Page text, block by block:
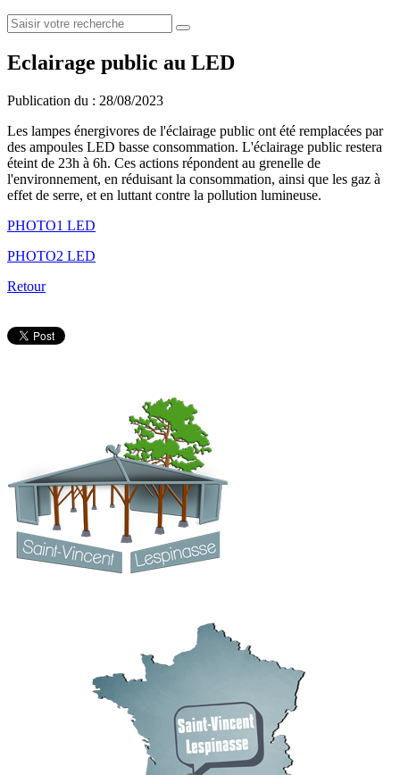
Eclairage public au LED
Publication du : 28/08/2023
Les lampes énergivores de l'éclairage public ont été remplacées par
des ampoules LED basse consommation. L'éclairage public restera
éteint de 23h à 6h. Ces actions répondent au grenelle de
l'environnement, en réduisant la consommation, ainsi que les gaz à
effet de serre, et en luttant contre la pollution lumineuse.
PHOTO1 LED
PHOTO2 LED
Retour